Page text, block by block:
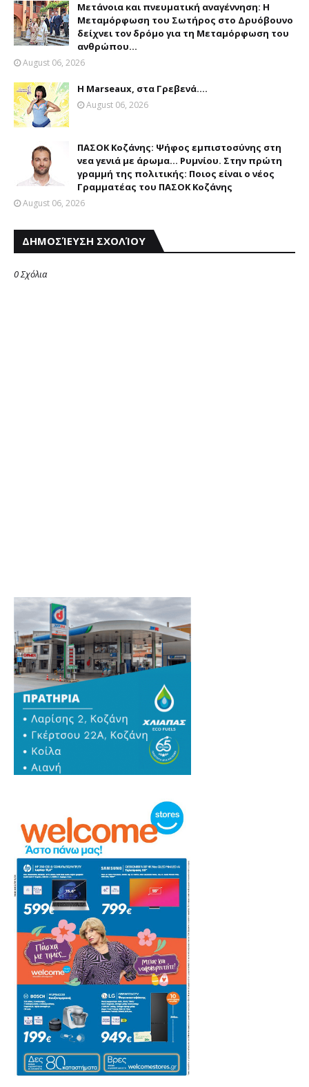
Μετάνοια και πνευματική αναγέννηση: Η
Μεταμόρφωση του Σωτήρος στο Δρυόβουνο
δείχνει τον δρόμο για τη Μεταμόρφωση του
ανθρώπου...
August 06, 2026
Η Marseaux, στα Γρεβενά….
August 06, 2026
ΠΑΣΟΚ Κοζάνης: Ψήφος εμπιστοσύνης στη
νεα γενιά με άρωμα... Ρυμνίου. Στην πρώτη
γραμμή της πολιτικής: Ποιος είναι ο νέος
Γραμματέας του ΠΑΣΟΚ Κοζάνης
August 06, 2026
ΔΗΜΟΣΊΕΥΣΗ ΣΧΟΛΊΟΥ
0 Σχόλια